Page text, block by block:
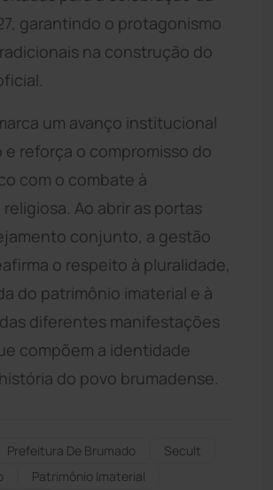
garantindo o protagonismo
na construção do
um avanço institucional
reforça o compromisso do
com o combate à
Ao abrir as portas
conjunto, a gestão
o respeito à pluralidade,
do patrimônio imaterial e à
diferentes manifestações
compõem a identidade
do povo brumadense.
Prefeitura De Brumado
Secult
Patrimônio Imaterial